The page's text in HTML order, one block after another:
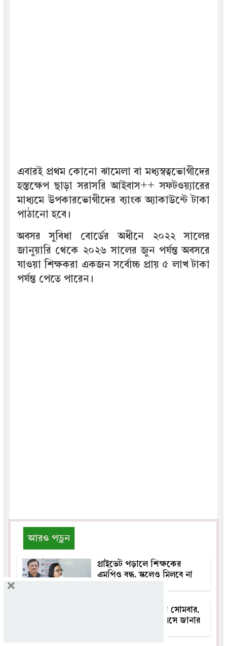
এবারই প্রথম কোনো ঝামেলা বা মধ্যস্বত্বভোগীদের
হস্তক্ষেপ ছাড়া সরাসরি আইবাস++ সফটওয়্যারের
মাধ্যমে উপকারভোগীদের ব্যাংক অ্যাকাউন্টে টাকা
পাঠানো হবে।
অবসর সুবিধা বোর্ডের অধীনে ২০২২ সালের
জানুয়ারি থেকে ২০২৬ সালের জুন পর্যন্ত অবসরে
যাওয়া শিক্ষকরা একজন সর্বোচ্চ প্রায় ৫ লাখ টাকা
পর্যন্ত পেতে পারেন।
আরও পড়ুন
প্রাইভেট পড়ালে শিক্ষকের
এমপিও বন্ধ, স্কুলেও মিলবে না
এসএসসির ফল প্রকাশ সোমবার,
ওয়েবসাইট ও এসএমএসে জানার